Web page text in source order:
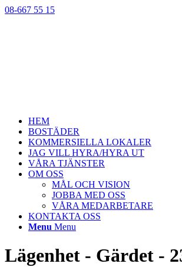
08-667 55 15
HEM
BOSTÄDER
KOMMERSIELLA LOKALER
JAG VILL HYRA/HYRA UT
VÅRA TJÄNSTER
OM OSS
MÅL OCH VISION
JOBBA MED OSS
VÅRA MEDARBETARE
KONTAKTA OSS
Menu Menu
Lägenhet - Gärdet -